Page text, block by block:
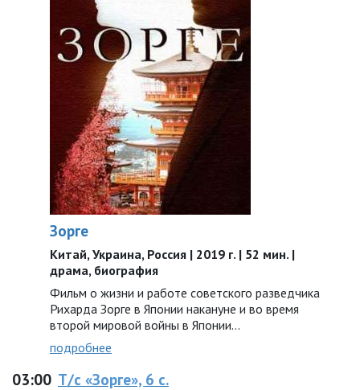
Зорге
Китай, Украина, Россия | 2019 г. | 52 мин. |
драма, биография
Фильм о жизни и работе советского разведчика
Рихарда Зорге в Японии накануне и во время
второй мировой войны в Японии…
подробнее
03:00 Т/с «Зорге», 6 с.